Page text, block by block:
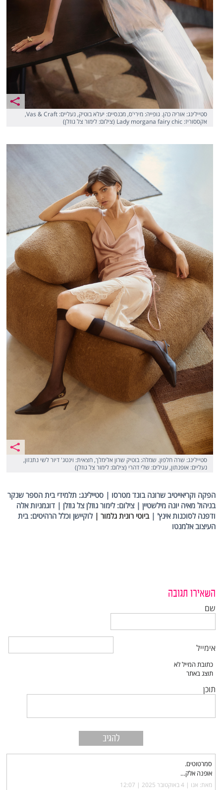
סטיילינג: אוריה כהן. גופייה: מירי'ס, מכנסיים: יעלא בוטיק, נעליים: Vas & Craft,
אקססוריז: Lady morgana fairy chic (צילום: לימור צל גוזלן)
סטיילינג: שרה חלפון. שמלה: בוטיק שרון אלימלך, חצאית: וינטג' דיור לשי נתנזון,
נעליים: אופנתון, עגילים: שלי דהרי (צילום: לימור צל גוזלן)
הפקה וקריאייטיב שרונה בונד מטרסו | סטיילינג: תלמידי בית הספר שנקר
בניהול מאיה יונה מילשטיין | צילום: לימור גוזלן צל גוזלן | דוגמניות אלה
ודפנה לסוכנות אינץ' |ביוטי רונית גלמור |לוקיישן וכלל הרהיטים: בית
העיצוב אלמנטו
השאירו תגובה
שם
אימייל
תוכן
סמרטוטים.
אופנה אלק…
מאת: אנו |‏4 באוקטובר 2025 | 12:07